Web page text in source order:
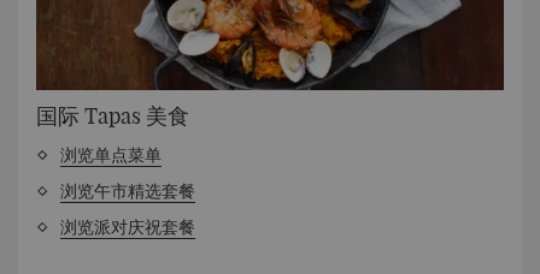
国际 Tapas 美食
浏览单点菜单
浏览午市精选套餐
浏览派对庆祝套餐